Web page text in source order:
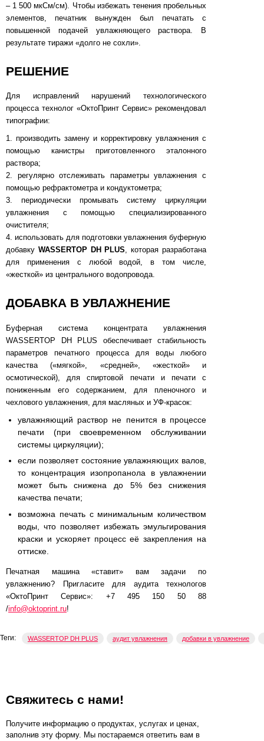
– 1 500 мкСм/см). Чтобы избежать тенения пробельных
элементов, печатник вынужден был печатать с
повышенной подачей увлажняющего раствора. В
результате тиражи «долго не сохли».
РЕШЕНИЕ
Для исправлений нарушений технологического
процесса технолог «ОктоПринт Сервис» рекомендовал
типографии:
1. производить замену и корректировку увлажнения с
помощью канистры приготовленного эталонного
раствора;
2. регулярно отслеживать параметры увлажнения с
помощью рефрактометра и кондуктометра;
3. периодически промывать систему циркуляции
увлажнения с помощью специализированного
очистителя;
4. использовать для подготовки увлажнения буферную
добавку WASSERTOP DH PLUS, которая разработана
для применения с любой водой, в том числе,
«жесткой» из центрального водопровода.
ДОБАВКА В УВЛАЖНЕНИЕ
Буферная система концентрата увлажнения
WASSERTOP DH PLUS обеспечивает стабильность
параметров печатного процесса для воды любого
качества («мягкой», «средней», «жесткой» и
осмотической), для спиртовой печати и печати с
пониженным его содержанием, для пленочного и
чехлового увлажнения, для масляных и УФ-красок:
увлажняющий раствор не пенится в процессе
печати (при своевременном обслуживании
системы циркуляции);
если позволяет состояние увлажняющих валов,
то концентрация изопропанола в увлажнении
может быть снижена до 5% без снижения
качества печати;
возможна печать с минимальным количеством
воды, что позволяет избежать эмульгирования
краски и ускоряет процесс её закрепления на
оттиске.
Печатная машина «ставит» вам задачи по
увлажнению? Пригласите для аудита технологов
«ОктоПринт Сервис»: +7 495 150 50 88
/info@oktoprint.ru!
Теги: WASSERTOP DH PLUS аудит увлажнения добавки в увлажнение
Свяжитесь с нами!
Получите информацию о продуктах, услугах и ценах,
заполнив эту форму. Мы постараемся ответить вам в